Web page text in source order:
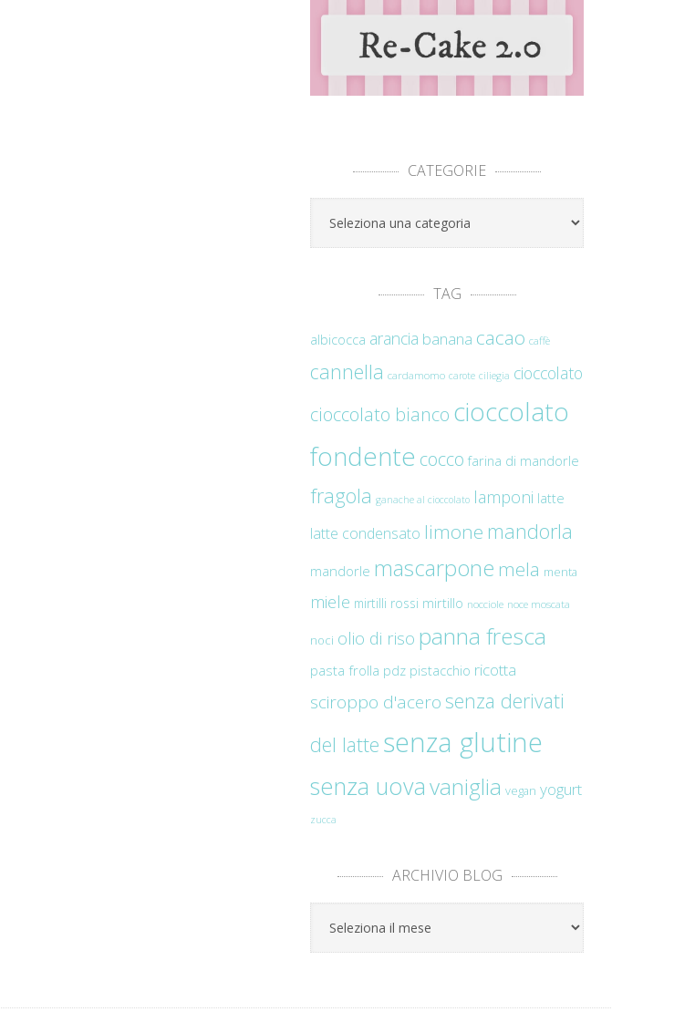
CATEGORIE
Categorie
TAG
albicocca arancia banana cacao caffè
cannella cardamomo carote ciliegia cioccolato
cioccolato bianco cioccolato
fondente cocco farina di mandorle
fragola ganache al cioccolato lamponi latte
latte condensato limone mandorla
mandorle mascarpone mela menta
miele mirtilli rossi mirtillo nocciole noce moscata
noci olio di riso panna fresca
pasta frolla pdz pistacchio ricotta
sciroppo d'acero senza derivati
del latte senza glutine
senza uovavaniglia vegan yogurt
zucca
ARCHIVIO BLOG
Archivio
Blog